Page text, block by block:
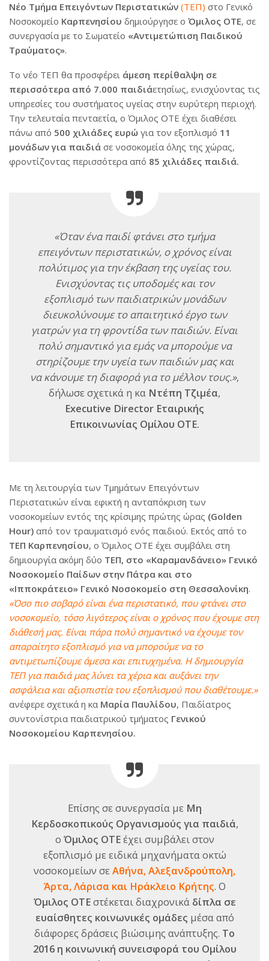
Νέο Τμήμα Επειγόντων Περιστατικών (ΤΕΠ) στο Γενικό
Νοσοκομείο Καρπενησίου δημιούργησε ο Όμιλος ΟΤΕ, σε
συνεργασία με το Σωματείο «Αντιμετώπιση Παιδικού
Τραύματος».
Το νέο ΤΕΠ θα προσφέρει άμεση περίθαλψη σε
περισσότερα από 7.000 παιδιάετησίως, ενισχύοντας τις
υπηρεσίες του συστήματος υγείας στην ευρύτερη περιοχή.
Την τελευταία πενταετία, ο Όμιλος ΟΤΕ έχει διαθέσει
πάνω από 500 χιλιάδες ευρώ για τον εξοπλισμό 11
μονάδων για παιδιά σε νοσοκομεία όλης της χώρας,
φροντίζοντας περισσότερα από 85 χιλιάδες παιδιά.
«Όταν ένα παιδί φτάνει στο τμήμα
επειγόντων περιστατικών, ο χρόνος είναι
πολύτιμος για την έκβαση της υγείας του.
Ενισχύοντας τις υποδομές και τον
εξοπλισμό των παιδιατρικών μονάδων
διευκολύνουμε το απαιτητικό έργο των
γιατρών για τη φροντίδα των παιδιών. Είναι
πολύ σημαντικό για εμάς να μπορούμε να
στηρίζουμε την υγεία των παιδιών μας και
να κάνουμε τη διαφορά για το μέλλον τους.»,
δήλωσε σχετικά η κα Ντέπη Τζιμέα,
Executive Director Εταιρικής
Επικοινωνίας Ομίλου ΟΤΕ.
Με τη λειτουργία των Τμημάτων Επειγόντων
Περιστατικών είναι εφικτή η ανταπόκριση των
νοσοκομείων εντός της κρίσιμης πρώτης ώρας (Golden
Hour) από τον τραυματισμό ενός παιδιού. Εκτός από το
ΤΕΠ Καρπενησίου, ο Όμιλος ΟΤΕ έχει συμβάλει στη
δημιουργία ακόμη δύο ΤΕΠ, στο «Καραμανδάνειο» Γενικό
Νοσοκομείο Παίδων στην Πάτρα και στο
«Ιπποκράτειο» Γενικό Νοσοκομείο στη Θεσσαλονίκη.
«Όσο πιο σοβαρό είναι ένα περιστατικό, που φτάνει στο
νοσοκομείο, τόσο λιγότερος είναι ο χρόνος που έχουμε στη
διάθεσή μας. Είναι πάρα πολύ σημαντικό να έχουμε τον
απαραίτητο εξοπλισμό για να μπορούμε να το
αντιμετωπίζουμε άμεσα και επιτυχημένα. Η δημιουργία
ΤΕΠ για παιδιά μας λύνει τα χέρια και αυξάνει την
ασφάλεια και αξιοπιστία του εξοπλισμού που διαθέτουμε.»
ανέφερε σχετικά η κα Μαρία Παυλίδου, Παιδίατρος
συντονίστρια παιδιατρικού τμήματος Γενικού
Νοσοκομείου Καρπενησίου.
Επίσης σε συνεργασία με Μη
Κερδοσκοπικούς Οργανισμούς για παιδιά,
ο Όμιλος ΟΤΕέχει συμβάλει στον
εξοπλισμό με ειδικά μηχανήματα οκτώ
νοσοκομείων σε Αθήνα, Αλεξανδρούπολη,
Άρτα, Λάρισα και Ηράκλειο Κρήτης. Ο
Όμιλος ΟΤΕστέκεται διαχρονικά δίπλα σε
ευαίσθητες κοινωνικές ομάδες μέσα από
διάφορες δράσεις βιώσιμης ανάπτυξης. Το
2016 η κοινωνική συνεισφορά του Ομίλου